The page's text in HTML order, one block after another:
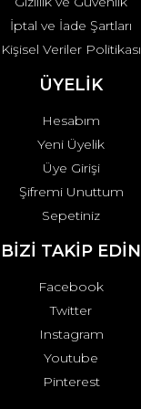
İptal ve İade Şartları
Kişisel Veriler Politikası
ÜYELİK
Hesabım
Yeni Üyelik
Üye Girişi
Şifremi Unuttum
Sepetiniz
BİZİ TAKİP EDİN
Facebook
Twitter
Instagram
Youtube
Pinterest